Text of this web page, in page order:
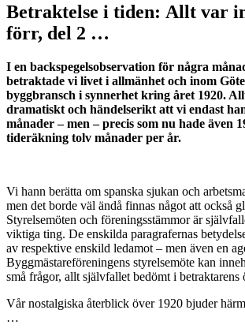
Betraktelse i tiden: Allt var
förr, del 2 …
I en backspegelsobservation för några
betraktade vi livet i allmänhet och inom
byggbransch i synnerhet kring året 1920.
dramatiskt och händelserikt att vi endast
månader – men – precis som nu hade även
tideräkning tolv månader per år.
Vi hann berätta om spanska sjukan och
men det borde väl ändå finnas något att också
Styrelsemöten och föreningsstämmor är
viktiga ting. De enskilda paragrafernas
av respektive enskild ledamot – men även en
Byggmästareföreningens styrelsemöte kan
små frågor, allt självfallet bedömt i betraktarens
Vår nostalgiska återblick över 1920 bjuder
…